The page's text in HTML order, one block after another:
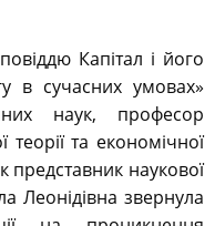
Капітал і його
в сучасних умовах»
наук, професор
теорії та економічної
наукової
Леонідівна звернула